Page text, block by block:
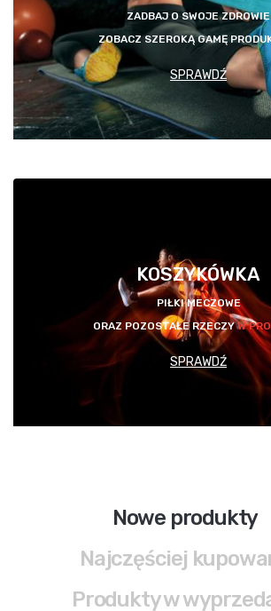
ZADBAJ O SWOJE ZDROWIE
ZOBACZ SZEROKĄ GAMĘ
SPRAWDŹ
KOSZYKÓWKA
PIŁKI MECZOWE
ORAZ POZOSTAŁE RZECZYW
SPRAWDŹ
Nowe produkty
Najczęściej
Produkty w